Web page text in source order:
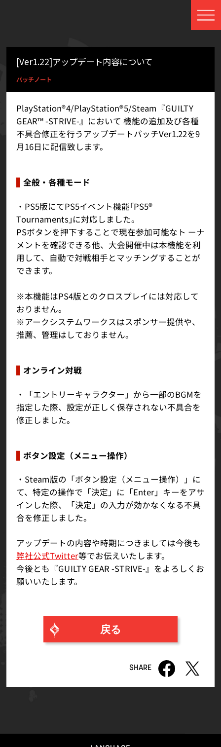
[Ver1.22]アップデート内容について
パッチノート
PlayStation®4/PlayStation®5/Steam『GUILTY
GEAR™ -STRIVE-』において 機能の追加及び各種
不具合修正を行うアップデートパッチVer1.22を9
月16日に配信致します。
全般・各種モード
・PS5版にてPS5イベント機能｢PS5®
Tournaments｣に対応しました。
PSボタンを押下することで現在参加可能なト ーナ
メントを確認できる他、大会開催中は本機能を利
用して、自動で対戦相手とマッチングすることが
できます。
※本機能はPS4版とのクロスプレイには対応して
おりません。
※アークシステムワークスはスポンサー提供や、
推薦、管理はしておりません。
オンライン対戦
・「エントリーキャラクター」から一部のBGMを
指定した際、設定が正しく保存されない不具合を
修正しました。
ボタン設定（メニュー操作）
・Steam版の「ボタン設定（メニュー操作）」に
て、特定の操作で「決定」に「Enter」キーをアサ
インした際、「決定」の入力が効かなくなる不具
合を修正しました。
アップデートの内容や時期につきましては今後も
弊社公式Twitter等でお伝えいたします。
今後とも『GUILTY GEAR -STRIVE-』をよろしくお
願いいたします。
戻る